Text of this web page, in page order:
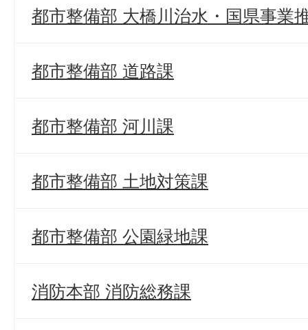
都市整備部 大橋川治水・国県事業
都市整備部 道路課
都市整備部 河川課
都市整備部 土地対策課
都市整備部 公園緑地課
消防本部 消防総務課